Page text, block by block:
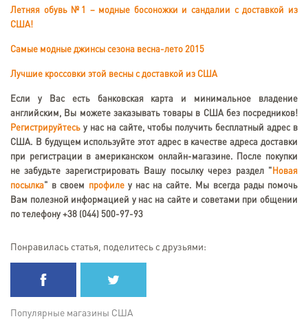
Летняя обувь №1 – модные босоножки и сандалии с доставкой из
США!
Самые модные джинсы сезона весна-лето 2015
Лучшие кроссовки этой весны с доставкой из США
Если у Вас есть банковская карта и минимальное владение
английским, Вы можете заказывать товары в США без посредников!
Регистрируйтесь у нас на сайте, чтобы получить бесплатный адрес в
США. В будущем используйте этот адрес в качестве адреса доставки
при регистрации в американском онлайн-магазине. После покупки
не забудьте зарегистрировать Вашу посылку через раздел " Новая
посылка" в своем профилеу нас на сайте. Мы всегда рады помочь
Вам полезной информацией у нас на сайте и советами при общении
по телефону +38 (044) 500-97-93
Понравилась статья, поделитесь с друзьями:
Популярные магазины США